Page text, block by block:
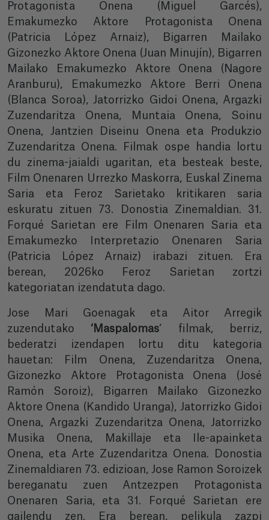
Protagonista Onena (Miguel Garcés),
Emakumezko Aktore Protagonista Onena
(Patricia López Arnaiz), Bigarren Mailako
Gizonezko Aktore Onena (Juan Minujín), Bigarren
Mailako Emakumezko Aktore Onena (Nagore
Aranburu), Emakumezko Aktore Berri Onena
(Blanca Soroa), Jatorrizko Gidoi Onena, Argazki
Zuzendaritza Onena, Muntaia Onena, Soinu
Onena, Jantzien Diseinu Onena eta Produkzio
Zuzendaritza Onena. Filmak ospe handia lortu
du zinema-jaialdi ugaritan, eta besteak beste,
Film Onenaren Urrezko Maskorra, Euskal Zinema
Saria eta Feroz Sarietako kritikaren saria
eskuratu zituen 73. Donostia Zinemaldian. 31.
Forqué Sarietan ere Film Onenaren Saria eta
Emakumezko Interpretazio Onenaren Saria
(Patricia López Arnaiz) irabazi zituen. Era
berean, 2026ko Feroz Sarietan zortzi
kategoriatan izendatuta dago.
Jose Mari Goenagak eta Aitor Arregik
zuzendutako‘Maspalomas’ filmak, berriz,
bederatzi izendapen lortu ditu kategoria
hauetan: Film Onena, Zuzendaritza Onena,
Gizonezko Aktore Protagonista Onena (José
Ramón Soroiz), Bigarren Mailako Gizonezko
Aktore Onena (Kandido Uranga), Jatorrizko Gidoi
Onena, Argazki Zuzendaritza Onena, Jatorrizko
Musika Onena, Makillaje eta Ile-apainketa
Onena, eta Arte Zuzendaritza Onena. Donostia
Zinemaldiaren 73. edizioan, Jose Ramon Soroizek
bereganatu zuen Antzezpen Protagonista
Onenaren Saria, eta 31. Forqué Sarietan ere
gailendu zen. Era berean, pelikula zazpi